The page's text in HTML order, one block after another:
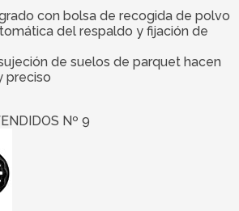
con bolsa de recogida de polvo
del respaldo y fijación de
de suelos de parquet hacen
preciso
Nº 9